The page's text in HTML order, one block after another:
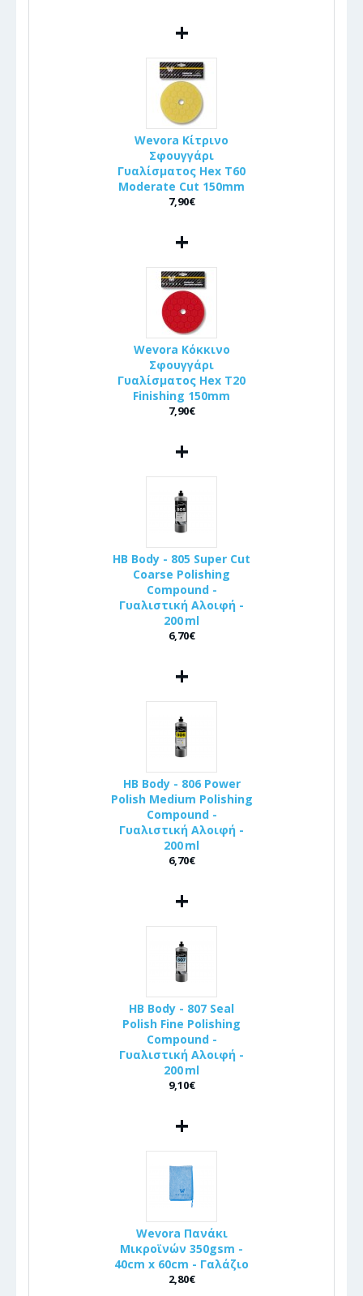
+
Wevora Κίτρινο
Σφουγγάρι
Γυαλίσματος Hex T60
Moderate Cut 150mm
7,90€
+
Wevora Κόκκινο
Σφουγγάρι
Γυαλίσματος Hex T20
Finishing 150mm
7,90€
+
HB Body - 805 Super Cut
Coarse Polishing
Compound -
Γυαλιστική Αλοιφή -
200 ml
6,70€
+
HB Body - 806 Power
Polish Medium Polishing
Compound -
Γυαλιστική Αλοιφή -
200 ml
6,70€
+
HB Body - 807 Seal
Polish Fine Polishing
Compound -
Γυαλιστική Αλοιφή -
200 ml
9,10€
+
Wevora Πανάκι
Μικροϊνών 350gsm -
40cm x 60cm - Γαλάζιο
2,80€